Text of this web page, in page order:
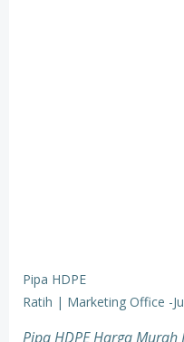
Pipa HDPE
Ratih | Marketing Office -
Pipa HDPE Harga Murah